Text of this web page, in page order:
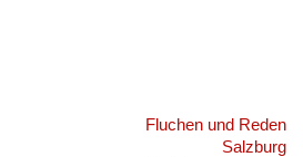
Fluchen und Reden
Salzburg